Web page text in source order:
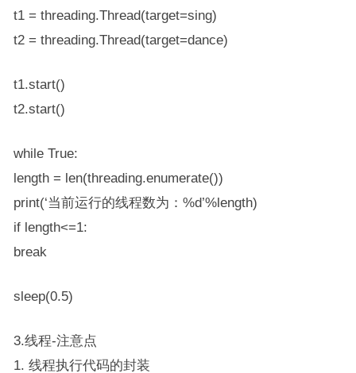
t1 = threading.Thread(target=sing)
t2 = threading.Thread(target=dance)
t1.start()
t2.start()
while True:
length = len(threading.enumerate())
print(‘当前运行的线程数为：%d’%length)
if length<=1:
break
sleep(0.5)
3.线程-注意点
1. 线程执行代码的封装